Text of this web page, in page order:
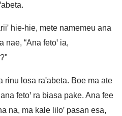
hie-hie, mete namemeu ana
nae, “Ana fetoꞌ ia,
rinu losa raꞌabeta. Boe ma ate
fetoꞌ ra biasa pake. Ana fee
na, ma kale liloꞌ pasan esa,